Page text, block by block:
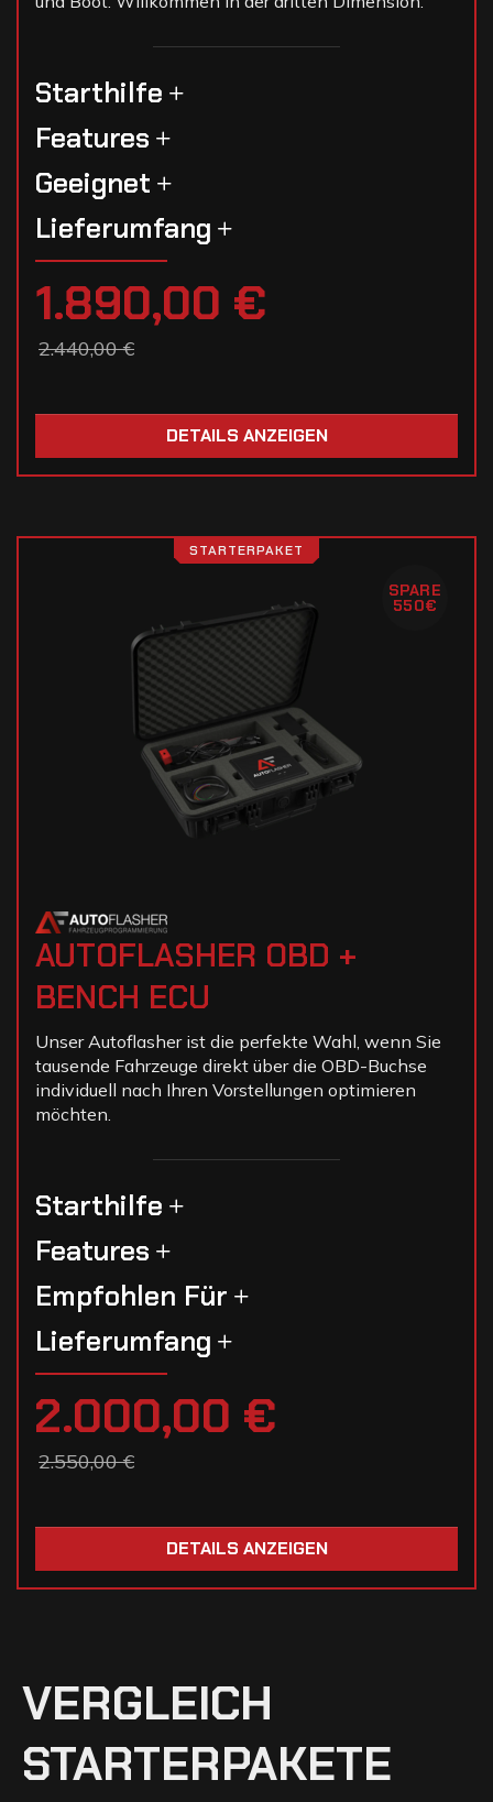
Starthilfe
Features
Geeignet
Lieferumfang
1.890,00 €
2.440,00 €
DETAILS ANZEIGEN
SPARE
550€
STARTERPAKET
AUTOFLASHER OBD +
BENCH ECU
Unser Autoflasher ist die perfekte Wahl, wenn Sie
tausende Fahrzeuge direkt über die OBD-Buchse
individuell nach Ihren Vorstellungen optimieren
möchten.
Starthilfe
Features
Empfohlen Für
Lieferumfang
2.000,00 €
2.550,00 €
DETAILS ANZEIGEN
VERGLEICH
STARTERPAKETE